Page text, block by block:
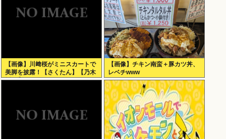
【画像】川﨑桜がミニスカートで
美脚を披露！【さくたん】【乃木
坂46】
【画像】チキン南蛮＋豚カツ丼、
レベチwww